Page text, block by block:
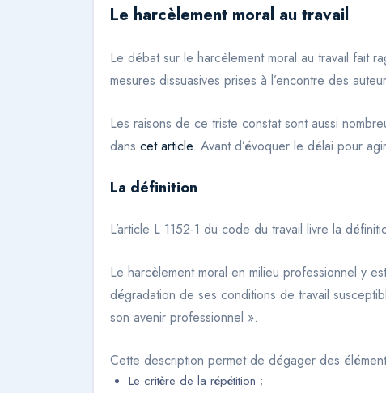
Le harcèlement moral au travail
Le débat sur le harcèlement moral au travail fait
mesures dissuasives prises à l’encontre des
Les raisons de ce triste constat sont aussi
dans cet article. Avant d’évoquer le délai pour
La définition
L’article L 1152-1 du code du travail livre la
Le harcèlement moral en milieu professionnel y
dégradation de ses conditions de travail
son avenir professionnel ».
Cette description permet de dégager des
Le critère de la répétition ;